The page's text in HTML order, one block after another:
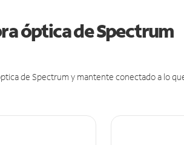
óptica de Spectrum
de Spectrum y mantente conectado a lo